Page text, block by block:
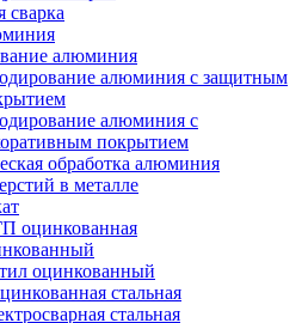
сварка
алюминия
алюминия с защитным
алюминия с
покрытием
обработка алюминия
в металле
оцинкованная
оцинкованный
стальная
стальная